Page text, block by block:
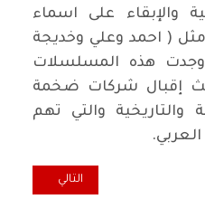
والإبقاء على اسماء
( احمد وعلي وخديجة
وجدت هذه المسلسلات
إقبال شركات ضخمة
والتاريخية والتي تهم
السماوي المسكون بالاهازيج وحلم
المقال التالي:
التالي